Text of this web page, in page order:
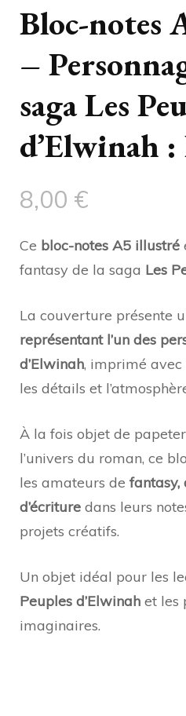
Bloc-notes
–
saga Les
d’Elwinah
8,00 €
Ce bloc-notes A5 illustré
fantasy de la saga Les
La couverture présente
représentant l’un des
d’Elwinah, imprimé avec
les détails et
À la fois objet de
l’univers du roman, ce
les amateurs de fantasy,
d’écriture dans leurs
projets créatifs.
Un objet idéal pour les
Peuples d’Elwinah et les
imaginaires.